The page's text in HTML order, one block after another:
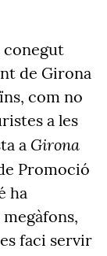
conegut
de Girona
com no
a les
a Girona
Promoció
ha
faci servir